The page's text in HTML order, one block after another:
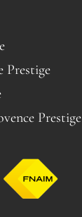
Prestige
Prestige